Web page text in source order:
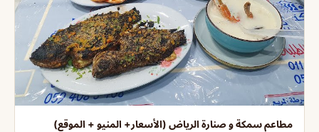
مطاعم سمكة و صنارة الرياض (الأسعار+ المنيو + الموقع)